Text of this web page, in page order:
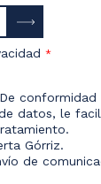
*
De conformidad
datos, le
Górriz.
de